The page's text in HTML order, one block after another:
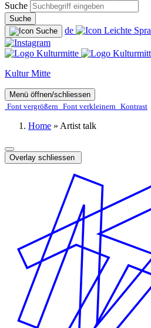
Suche
Suche
de
Kultur Mitte
Menü öffnen/schliessen
Font ver­­größern Font ver­­kleinern Kontrast
Home » Artist talk
Overlay schliessen